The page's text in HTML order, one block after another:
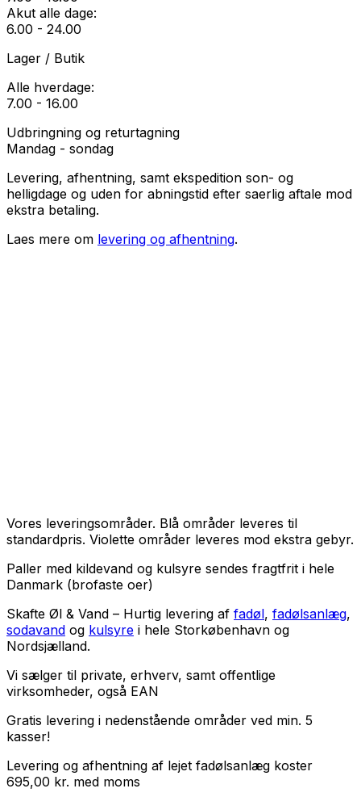
Akut alle dage:
6.00 - 24.00
Lager / Butik
Alle hverdage:
7.00 - 16.00
Udbringning og returtagning
Mandag - sondag
Levering, afhentning, samt ekspedition son- og
helligdage og uden for abningstid efter saerlig aftale mod
ekstra betaling.
Laes mere om levering og afhentning.
Vores leveringsområder. Blå områder leveres til
standardpris. Violette områder leveres mod ekstra gebyr.
Paller med kildevand og kulsyre sendes fragtfrit i hele
Danmark (brofaste oer)
Skafte Øl & Vand – Hurtig levering af fadøl, fadølsanlæg,
sodavand og kulsyre i hele Storkøbenhavn og
Nordsjælland.
Vi sælger til private, erhverv, samt offentlige
virksomheder, også EAN
Gratis levering i nedenstående områder ved min. 5
kasser!
Levering og afhentning af lejet fadølsanlæg koster
695,00 kr. med moms